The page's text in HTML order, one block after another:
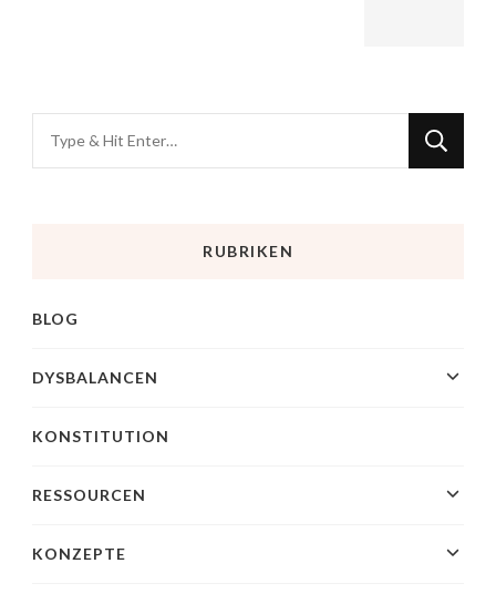
RUBRIKEN
BLOG
DYSBALANCEN
KONSTITUTION
RESSOURCEN
KONZEPTE